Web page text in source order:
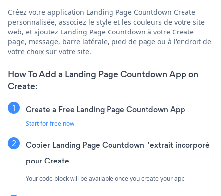
Créez votre application Landing Page Countdown Create
personnalisée, associez le style et les couleurs de votre site
web, et ajoutez Landing Page Countdown à votre Create
page, message, barre latérale, pied de page ou à l'endroit de
votre choix sur votre site.
How To Add a Landing Page Countdown App on
Create:
Create a Free Landing Page Countdown App
Start for free now
Copier Landing Page Countdown l'extrait incorporé
pour Create
Your code block will be available once you create your app